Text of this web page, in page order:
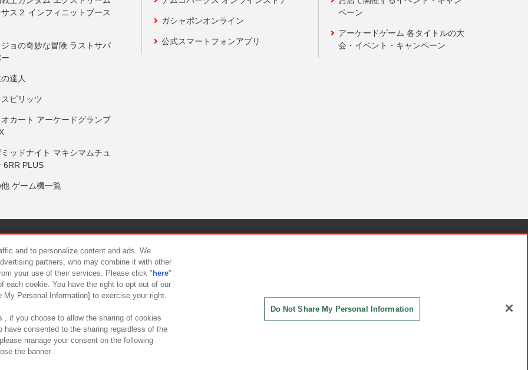
ス２ インフィニットブース
ョの奇妙な冒険 ラストサバ
達人
ピリッツ
カート アーケードグランプ
ッドナイト マキシマムチュ
6RR PLUS
ゲーム機一覧
ガシャポンオンライン
公式スマートフォンアプリ
ペーン
アーケードゲーム 各タイトルの大
会・イベント・キャンペーン
について カスタマーハラスメント対応方針
and to personalize content and ads. We
partners, who may combine it with other
your use of their services. Please click " here"
each cookie. You have the right to opt out of our
Personal Information] to exercise your right.
, if you choose to allow the sharing of cookies
have consented to the sharing regardless of the
manage your consent on the following
the banner.
Do Not Share My Personal Information